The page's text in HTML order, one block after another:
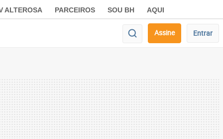
ALTEROSA PARCEIROS SOU BH AQUI
Assine Entrar